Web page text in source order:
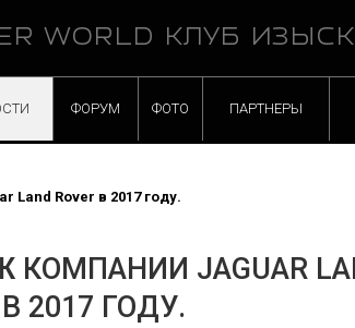
WORLD КЛУБ
ФОРУМ ФОТО ПАРТНЕРЫ
Land Rover в 2017 году.
JAGUAR
В 2017 ГОДУ.